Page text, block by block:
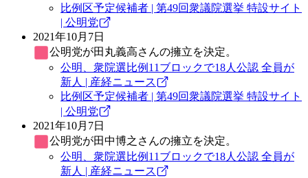
比例区予定候補者 | 第49回衆議院選挙 特設サイト
| 公明党
2021年10月7日
公明党が田丸義高さんの擁立を決定。
公明、衆院選比例11ブロックで18人公認 全員が
新人 | 産経ニュース
比例区予定候補者 | 第49回衆議院選挙 特設サイト
| 公明党
2021年10月7日
公明党が田中博之さんの擁立を決定。
公明、衆院選比例11ブロックで18人公認 全員が
新人 | 産経ニュース